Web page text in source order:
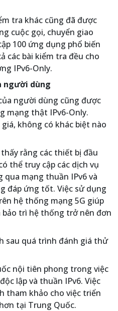
tra khác cũng đã được
cuộc gọi, chuyển giao
100 ứng dụng phổ biến
các bài kiểm tra đều cho
IPv6-Only.
người dùng
người dùng cũng được
mạng thật IPv6-Only.
không có khác biệt nào
rằng các thiết bị đầu
thể truy cập các dịch vụ
mạng thuần IPv6 và
đáp ứng tốt. Việc sử dụng
hệ thống mạng 5G giúp
bảo trì hệ thống trở nên đơn
sau quá trình đánh giá thử
nội tiên phong trong việc
lập và thuần IPv6. Việc
tham khảo cho việc triển
tại Trung Quốc.